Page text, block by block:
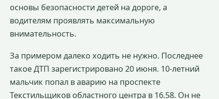
основы безопасности детей на дороге, а
водителям проявлять максимальную
внимательность.
За примером далеко ходить не нужно. Последнее
такое ДТП зарегистрировано 20 июня. 10-летний
мальчик попал в аварию на проспекте
Текстильщиков областного центра в 16.58. Он не